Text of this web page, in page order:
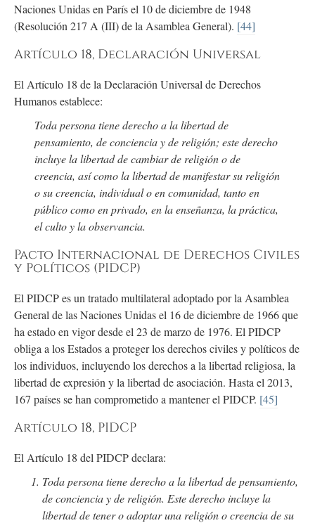
Naciones Unidas en París el 10 de diciembre de 1948
(Resolución 217 A (III) de la Asamblea General). [44]
Artículo 18, Declaración Universal
El Artículo 18 de la Declaración Universal de Derechos
Humanos establece:
Toda persona tiene derecho a la libertad de
pensamiento, de conciencia y de religión; este derecho
incluye la libertad de cambiar de religión o de
creencia, así como la libertad de manifestar su religión
o su creencia, individual o en comunidad, tanto en
público como en privado, en la enseñanza, la práctica,
el culto y la observancia.
Pacto Internacional de Derechos Civiles
y Políticos (PIDCP)
El PIDCP es un tratado multilateral adoptado por la Asamblea
General de las Naciones Unidas el 16 de diciembre de 1966 que
ha estado en vigor desde el 23 de marzo de 1976. El PIDCP
obliga a los Estados a proteger los derechos civiles y políticos de
los individuos, incluyendo los derechos a la libertad religiosa, la
libertad de expresión y la libertad de asociación. Hasta el 2013,
167 países se han comprometido a mantener el PIDCP. [45]
Artículo 18, PIDCP
El Artículo 18 del PIDCP declara:
Toda persona tiene derecho a la libertad de pensamiento,
de conciencia y de religión. Este derecho incluye la
libertad de tener o adoptar una religión o creencia de su